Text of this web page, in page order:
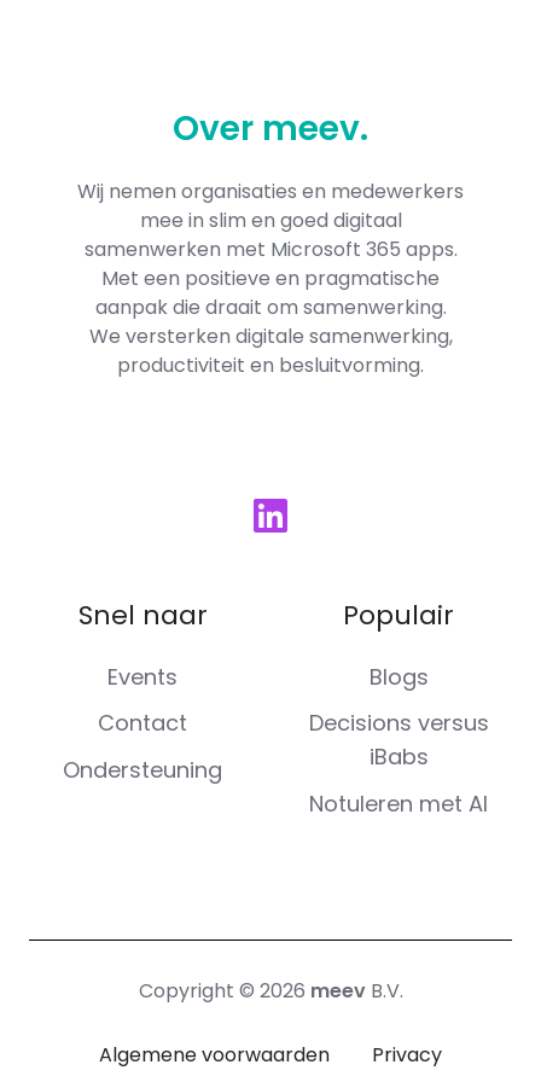
Over meev.
Wij nemen organisaties en medewerkers
mee in slim en goed digitaal
samenwerken met Microsoft 365​ apps.
Met een positieve en pragmatische
aanpak die draait om samenwerking.
We versterken digitale samenwerking,
productiviteit en besluitvorming.
Snel naar
Events
Contact
Ondersteuning
Populair
Blogs
Decisions versus
iBabs
Notuleren met AI
Copyright © 2026 meev B.V.
Algemene voorwaarden Privacy